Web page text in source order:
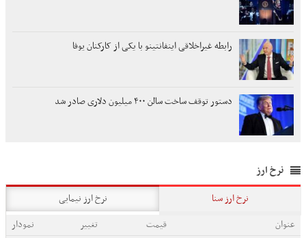
رابطه غیراخلاقی اینفانتینو با یکی از کارکنان یوفا
دستور توقف ساخت سالن ۴۰۰ میلیون دلاری صادر شد
نرخ ارز
نرخ ارز سنا
نرخ ارز نیمایی
عنوان
قیمت تغییر
نمودار